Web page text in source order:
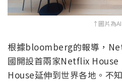
↑圖片為
根據bloomberg的報導，
國開設首兩家Netflix
House延伸到世界各地。不